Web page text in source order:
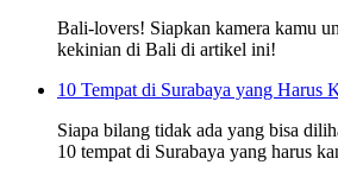
Bali-lovers! Siapkan kamera kamu
kekinian di Bali di artikel ini!
10 Tempat di Surabaya yang Harus
Siapa bilang tidak ada yang bisa
10 tempat di Surabaya yang harus